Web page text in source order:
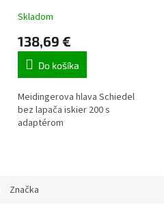
Skladom
138,69 €
Do košíka
Meidingerova hlava Schiedel
bez lapača iskier 200 s
adaptérom
Značka